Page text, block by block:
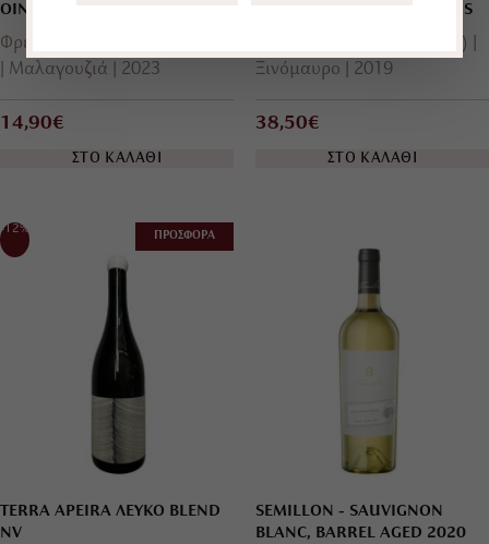
ΟΙΝΟΠΟΙΕΙΟ ΒΑΤΙΣΤΑ
Φρέσκα (Refreshing & fruity)
Μαλαγουζιά
2023
14,90€
ΣΤΟ ΚΑΛΑΘΙ
THYMIOPOULOS VINEYARDS
Παλαιωμένα (Rare & aged)
Ξινόμαυρο
2019
38,50€
ΣΤΟ ΚΑΛΑΘΙ
-12%
ΠΡΟΣΦΟΡΑ
TERRA APEIRA ΛΕΥΚΟ BLEND
NV
SEMILLON - SAUVIGNON
BLANC, BARREL AGED 2020